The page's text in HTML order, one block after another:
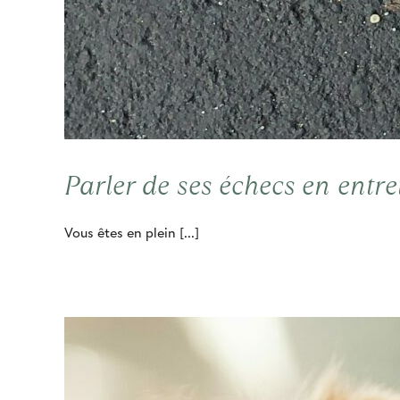
Parler de ses échecs en
Vous êtes en plein [...]